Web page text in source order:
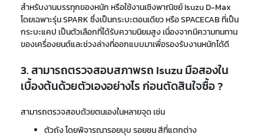
สำหรับงานบรรทุกของหนัก หรือใช้งานเชิงพาณิชย์ Isuzu D-Max
โดยเฉพาะรุ่น SPARK ซึ่งเป็นกระบะตอนเดียว หรือ SPACECAB ที่เป็น
กระบะแคป เป็นตัวเลือกที่ได้รับความนิยมสูง เนื่องจากมีความทนทาน
ของเครื่องยนต์และช่วงล่างที่ออกแบบมาเพื่อรองรับงานหนักได้ดี
3. สามารถตรวจสอบสภาพรถ Isuzu มือสองใน
เบื้องต้นด้วยตัวเองอย่างไร ก่อนตัดสินใจซื้อ ?
สามารถตรวจสอบด้วยตนเองในหลายจุด เช่น
ตัวถัง โดยพิจารณารอยบุบ รอยชน สีที่แตกต่าง